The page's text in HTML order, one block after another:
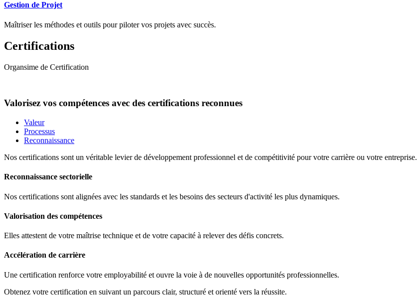
Gestion de Projet
Maîtriser les méthodes et outils pour piloter vos projets avec succès.
Certifications
Organsime de Certification
Valorisez vos compétences avec des certifications reconnues
Valeur
Processus
Reconnaissance
Nos certifications sont un véritable levier de développement professionnel et de compétitivité pour votre carrière ou votre entreprise.
Reconnaissance sectorielle
Nos certifications sont alignées avec les standards et les besoins des secteurs d'activité les plus dynamiques.
Valorisation des compétences
Elles attestent de votre maîtrise technique et de votre capacité à relever des défis concrets.
Accélération de carrière
Une certification renforce votre employabilité et ouvre la voie à de nouvelles opportunités professionnelles.
Obtenez votre certification en suivant un parcours clair, structuré et orienté vers la réussite.